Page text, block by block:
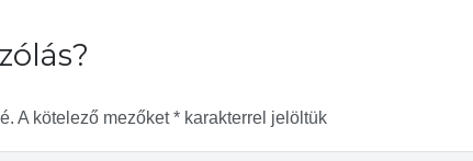
A kötelező mezőket* karakterrel jelöltük